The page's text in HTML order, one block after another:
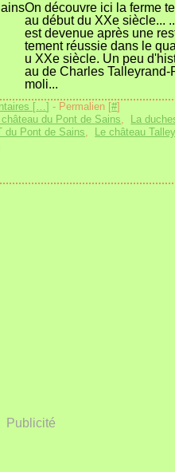
On découvre ici la ferme
au début du XXe siècle...
est devenue après une
tement réussie dans le
u XXe siècle. Un peu
au de Charles Talleyrand-
moli...
[…] - Permalien [#]
du Pont de Sains,
La
du Pont de Sains, Le château
Publicité